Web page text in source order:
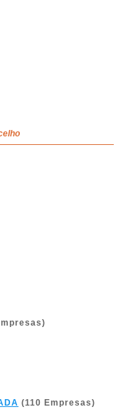
(110 Empresas)